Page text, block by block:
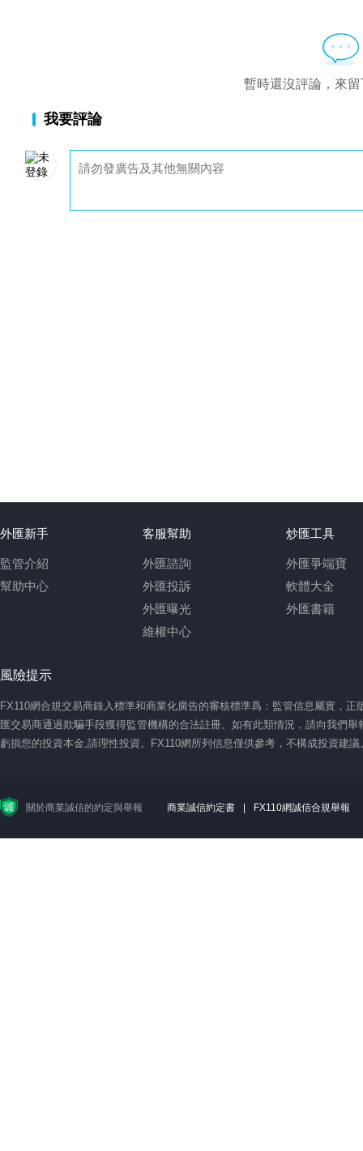
暫時還沒評論，來
我要評論
外匯新手
監管介紹
幫助中心
客服幫助
外匯諮詢
外匯投訴
外匯曝光
維權中心
炒匯工具
外匯爭端寶
軟體大全
外匯書籍
風險提示
FX110網合規交易商錄入標準和商業化廣告的審核標準爲：監管信息屬實，
匯交易商通過欺騙手段獲得監管機構的合法註冊。如有此類情況，請向我們
虧損您的投資本金,請理性投資。FX110網所列信息僅供參考，不構成投資建
關於商業誠信的約定與舉報 商業誠信約定書 | FX110網誠信合規舉報